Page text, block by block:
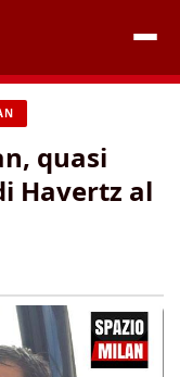
quasi
Havertz al